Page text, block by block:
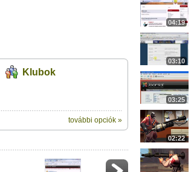
Klubok
további opciók »
04:19
03:10
03:25
02:22